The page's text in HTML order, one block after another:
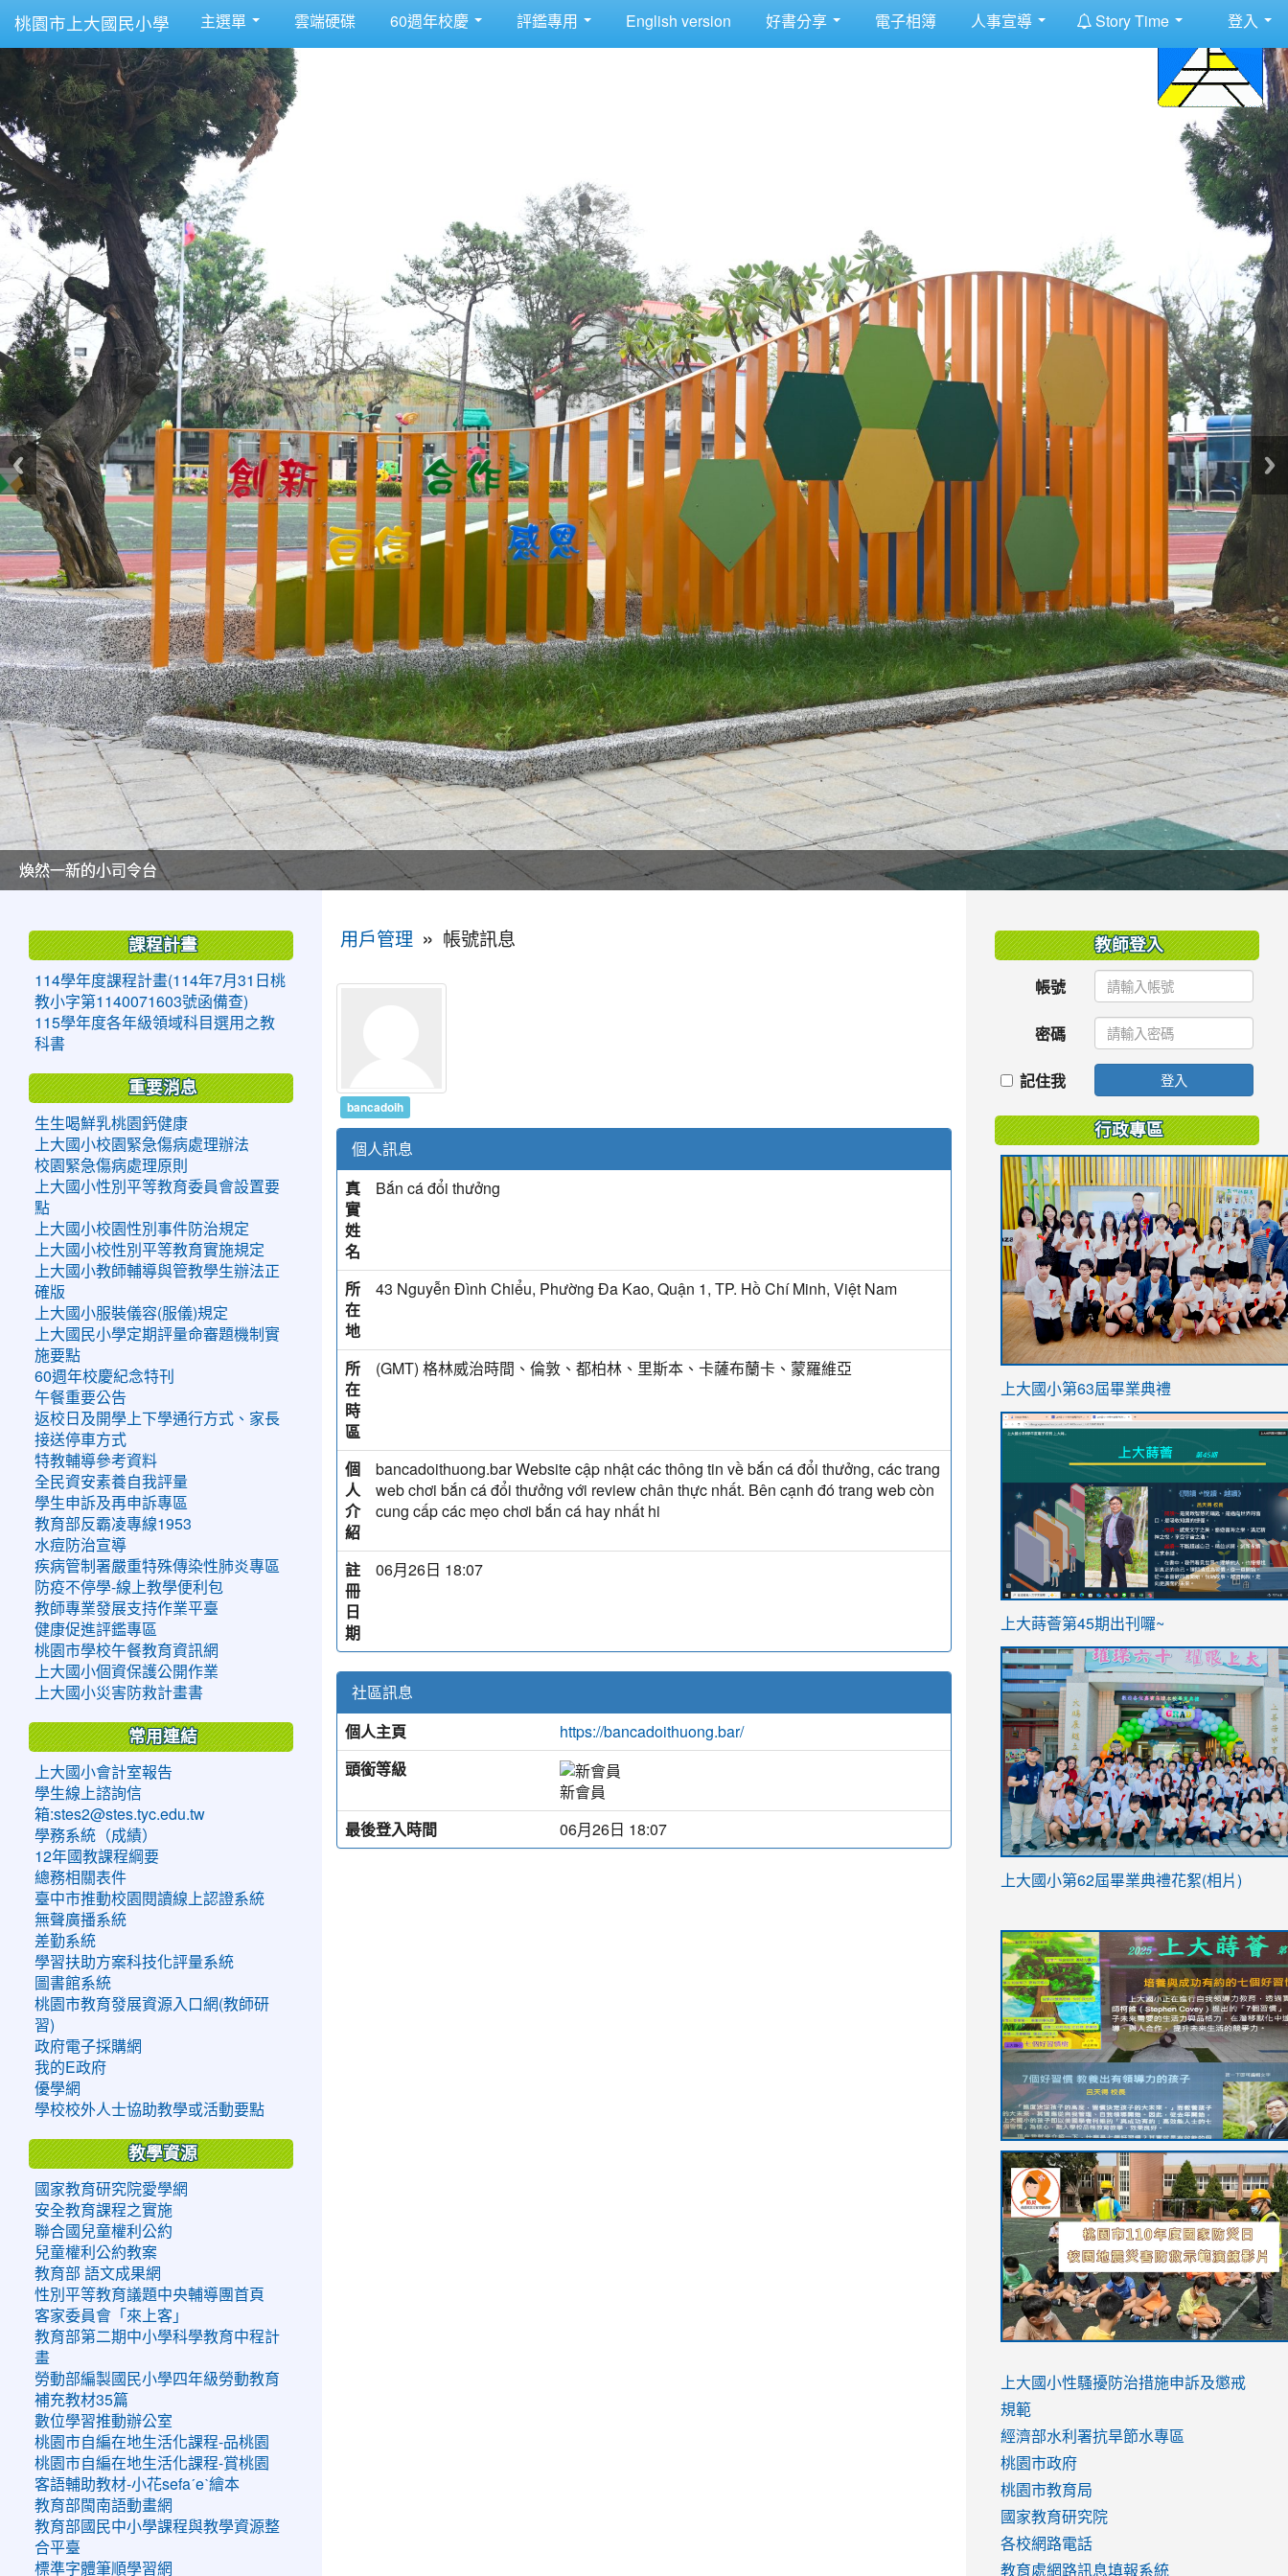
桃園市上大國民小學 主選單 雲端硬碟 60週年校慶 評鑑專用 English version 好書分享 電子相簿 人事宣導 Story Time 登入
美麗的操場是我們活力的來源
美麗的操場是我們活力的來源
煥然一新的小司令台
煥然一新的小司令台
富含桃園埤塘田園風光意象的中廊
富含桃園埤塘田園風光意象的中廊
嶄新的中庭廣場
嶄新的中庭廣場
水生池生生不息
水生池生生不息
用戶管理 » 帳號訊息
bancadoih
個人訊息
真
實
姓
名
Bắn cá đổi thưởng
所
在
地
43 Nguyễn Đình Chiểu, Phường Đa Kao, Quận 1, TP. Hồ Chí Minh, Việt Nam
所
在
時
區
(GMT) 格林威治時間、倫敦、都柏林、里斯本、卡薩布蘭卡、蒙羅維亞
個
人
介
紹
bancadoithuong.bar Website cập nhật các thông tin về bắn cá đổi thưởng, các trang
web chơi bắn cá đổi thưởng với review chân thực nhất. Bên cạnh đó trang web còn
cung cấp các mẹo chơi bắn cá hay nhất hi
註
冊
日
期
06月26日 18:07
社區訊息
個人主頁
https://bancadoithuong.bar/
頭銜等級
新會員
最後登入時間
06月26日 18:07
課程計畫
114學年度課程計畫(114年7月31日桃
教小字第1140071603號函備查)
115學年度各年級領域科目選用之教
科書
重要消息
生生喝鮮乳桃園鈣健康
上大國小校園緊急傷病處理辦法
校園緊急傷病處理原則
上大國小性別平等教育委員會設置要
點
上大國小校園性別事件防治規定
上大國小校性別平等教育實施規定
上大國小教師輔導與管教學生辦法正
確版
上大國小服裝儀容(服儀)規定
上大國民小學定期評量命審題機制實
施要點
60週年校慶紀念特刊
午餐重要公告
返校日及開學上下學通行方式、家長
接送停車方式
特教輔導參考資料
全民資安素養自我評量
學生申訴及再申訴專區
教育部反霸凌專線1953
水痘防治宣導
疾病管制署嚴重特殊傳染性肺炎專區
防疫不停學-線上教學便利包
教師專業發展支持作業平臺
健康促進評鑑專區
桃園市學校午餐教育資訊網
上大國小個資保護公開作業
上大國小災害防救計畫書
常用連結
上大國小會計室報告
學生線上諮詢信
箱:stes2@stes.tyc.edu.tw
學務系統（成績）
12年國教課程綱要
總務相關表件
臺中市推動校園閱讀線上認證系統
無聲廣播系統
差勤系統
學習扶助方案科技化評量系統
圖書館系統
桃園市教育發展資源入口網(教師研
習)
政府電子採購網
我的E政府
優學網
學校校外人士協助教學或活動要點
教學資源
國家教育研究院愛學網
安全教育課程之實施
聯合國兒童權利公約
兒童權利公約教案
教育部 語文成果網
性別平等教育議題中央輔導團首頁
客家委員會「來上客」
教育部第二期中小學科學教育中程計
畫
勞動部編製國民小學四年級勞動教育
補充教材35篇
數位學習推動辦公室
桃園市自編在地生活化課程-品桃園
桃園市自編在地生活化課程-賞桃園
客語輔助教材-小花sefaˊeˋ繪本
教育部閩南語動畫網
教育部國民中小學課程與教學資源整
合平臺
標準字體筆順學習網
教師登入
帳號
密碼
記住我 登入
行政專區
link
https://sites.google.com/stes.tyc.edu.tw/
上大國小第63屆畢業典禮
link
ink
https://sites.google.com/stes.tyc.edu.tw/
link
https://sites.google.com/stes.tyc.edu.tw/
上大蒔薈第45期出刊囉~
link
YfDQppRvyMk686kIw6SBbssEIZ6WnT/
usp=sharing
上大國小第62屆畢業典禮花絮(相片)
to
https://drive.google.com/file/d/1I-
YfDQppRvyMk686kIw6SBbssEIZ6WnT/
usp=sharing
to
https://sites.google.com/stes.tyc.edu.tw/
link
to
https://sites.google.com/stes.tyc.edu.tw/
link
to
https://drive.google.com/file/d/
usp=sharing
link
to
https://youtu.be/jJOMVWY3-
8M
link
to
https://drive.google.com/file/d/
usp=sharing
to
https://www.youtube.com/watch?
v=hC_gdZndU9s
to
https://www.youtube.com/watch?
v=hC_gdZndU9s
link
to
https://www.youtube.com/watch?
v=mfpNykQ0g4M
上大國小性騷擾防治措施申訴及懲戒
規範
經濟部水利署抗旱節水專區
桃園市政府
桃園市教育局
國家教育研究院
各校網路電話
教育處網路訊息填報系統